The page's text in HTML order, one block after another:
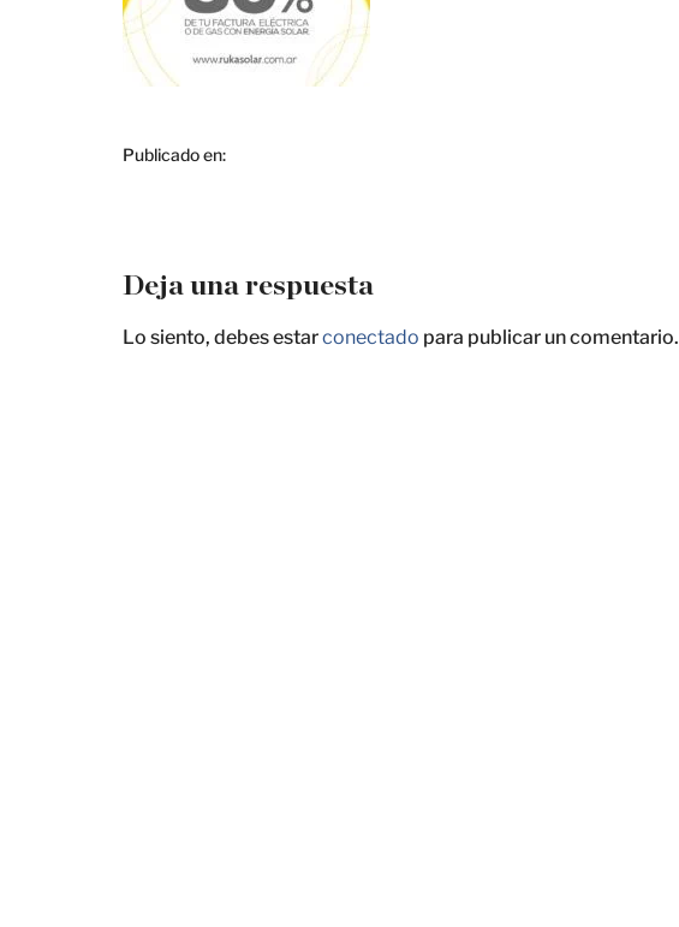
Publicado en:
Deja una respuesta
Lo siento, debes estarconectado para publicar un comentario.